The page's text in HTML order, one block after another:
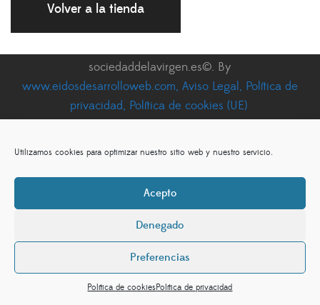
Utilizamos cookies para optimizar nuestro sitio web y nuestro servicio.
Acepto
Denegado
Preferencias
Política de cookiesPolítica de privacidad
Volver a la tienda
sociedaddelavirgen.es©. By
www.eidosdesarrolloweb.com, Aviso Legal, Política de
privacidad, Política de cookies (UE)